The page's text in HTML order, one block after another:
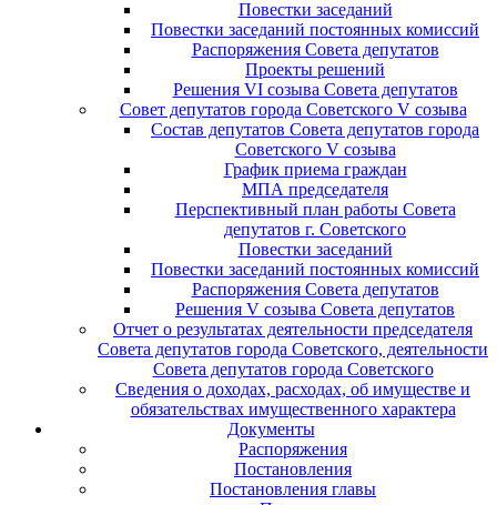
Повестки заседаний
Повестки заседаний постоянных комиссий
Распоряжения Совета депутатов
Проекты решений
Решения VI созыва Совета депутатов
Совет депутатов города Советского V созыва
Состав депутатов Совета депутатов города
Советского V созыва
График приема граждан
МПА председателя
Перспективный план работы Совета
депутатов г. Советского
Повестки заседаний
Повестки заседаний постоянных комиссий
Распоряжения Совета депутатов
Решения V созыва Совета депутатов
Отчет о результатах деятельности председателя
Совета депутатов города Советского, деятельности
Совета депутатов города Советского
Сведения о доходах, расходах, об имуществе и
обязательствах имущественного характера
Документы
Распоряжения
Постановления
Постановления главы